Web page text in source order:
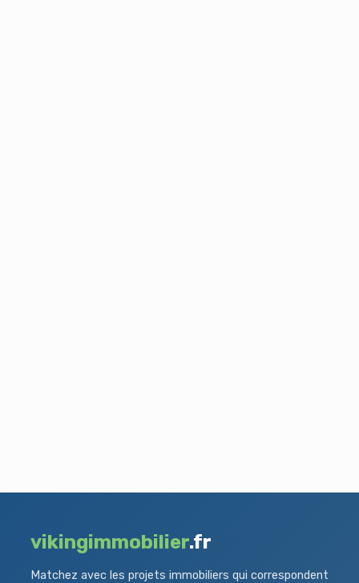
vikingimmobilier.fr
Matchez avec les projets immobiliers qui correspondent